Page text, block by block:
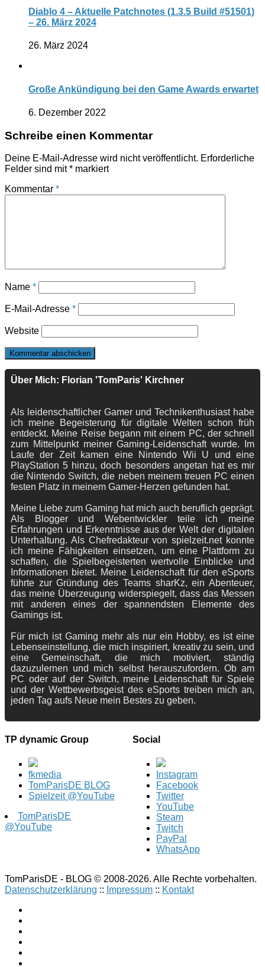
Diablo 4 – Aktuelle Patchnotes (1.3.5 Build #51501)
– 26. März 2024
26. März 2024
Große Ankündigung bei den Game Awards erwartet
6. Dezember 2022
Schreibe einen Kommentar
Deine E-Mail-Adresse wird nicht veröffentlicht. Erforderliche
Felder sind mit* markiert
Kommentar *
Name *
E-Mail-Adresse *
Website
Über Mich: Florian 'TomParis' Kirchner
Als leidenschaftlicher Gamer und Technikenthusiast habe
ich meine Begeisterung für digitale Welten schon früh
entdeckt. Meine Reise begann mit einem PC, der schnell
zum Mittelpunkt meiner Gaming-Leidenschaft wurde. Im
Laufe der Zeit kamen eine Nintendo Wii U und eine
PlayStation 5 hinzu, doch besonders angetan hat es mir
die Nintendo Switch, die neben meinem treuen PC einen
festen Platz in meinem Gamer-Herzen gefunden hat.
Meine Liebe zum Gaming hat mich auch beruflich geprägt.
Als Blogger und Webentwickler teile ich meine
Erfahrungen und Erkenntnisse aus der Welt der digitalen
Unterhaltung. Als Chefredakteur von spielzeit.net konnte
ich meine Fähigkeiten einsetzen, um eine Plattform zu
schaffen, die Spielbegeisterten wertvolle Einblicke und
Informationen bietet. Meine Leidenschaft für den eSports
führte zur Gründung des Teams sharKz, ein Abenteuer,
das meine Überzeugung widerspiegelt, dass das Messen
mit anderen eines der spannendsten Elemente des
Gamings ist.
Für mich ist Gaming mehr als nur ein Hobby, es ist eine
Lebenseinstellung, die mich inspiriert, kreativ zu sein, und
eine Gemeinschaft, die mich motiviert, ständig
dazuzulernen und mich selbst herauszufordern. Ob am
PC oder auf der Switch, meine Leidenschaft für Spiele
und der Wettbewerbsgeist des eSports treiben mich an,
jeden Tag aufs Neue mein Bestes zu geben.
TP dynamic Group
fkmedia
TomParisDE BLOG
Spielzeit @YouTube
TomParisDE
@YouTube
Social
Instagram
Facebook
Twitter
YouTube
Steam
Twitch
PayPal
WhatsApp
TomParisDE - BLOG © 2008-2026. Alle Rechte vorbehalten.
Datenschutzerklärung :: Impressum :: Kontakt